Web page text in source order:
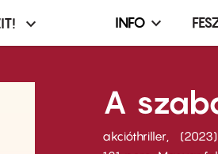
Infó,
menü
INFO
A
akcióthriller
2023